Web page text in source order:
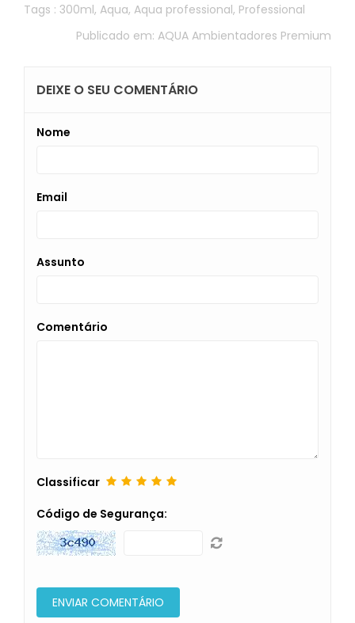
Tags : 300ml, Aqua, Aqua professional, Professional
Publicado em: AQUA Ambientadores Premium
DEIXE O SEU COMENTÁRIO
Nome
Email
Assunto
Comentário
Classificar
Código de Segurança: